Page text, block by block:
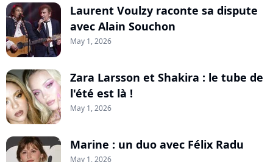
Laurent Voulzy raconte sa dispute
avec Alain Souchon
May 1, 2026
Zara Larsson et Shakira : le tube de
l'été est là !
May 1, 2026
Marine : un duo avec Félix Radu
May 1, 2026